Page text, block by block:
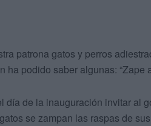
patrona gatos y perros
ha podido saber algunas: “Zape
día de la inauguración invitar al
se zampan las raspas de